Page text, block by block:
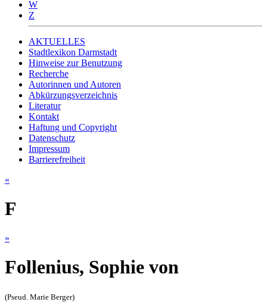
W
Z
AKTUELLES
Stadtlexikon Darmstadt
Hinweise zur Benutzung
Recherche
Autorinnen und Autoren
Abkürzungsverzeichnis
Literatur
Kontakt
Haftung und Copyright
Datenschutz
Impressum
Barrierefreiheit
«
F
»
Follenius, Sophie von
(Pseud. Marie Berger)